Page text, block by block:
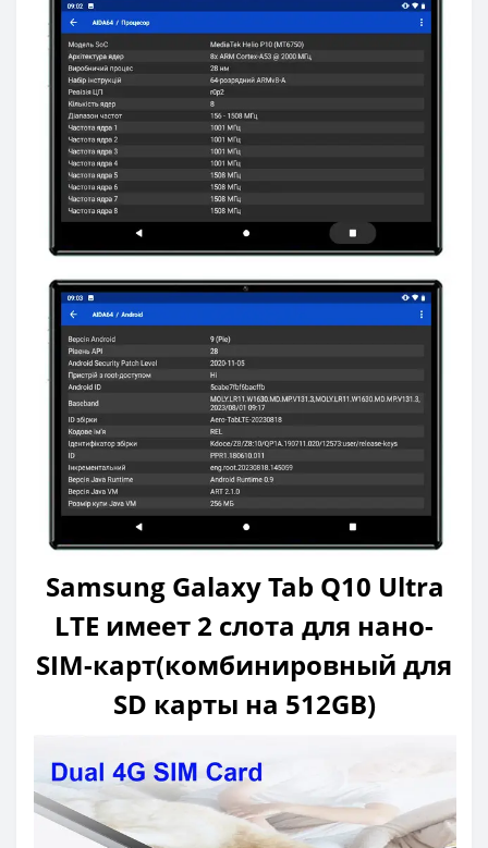
Samsung Galaxy Tab Q10 Ultra
LTE имеет 2 слота для нано-
SIM-карт(комбинировный для
SD карты на 512GB)